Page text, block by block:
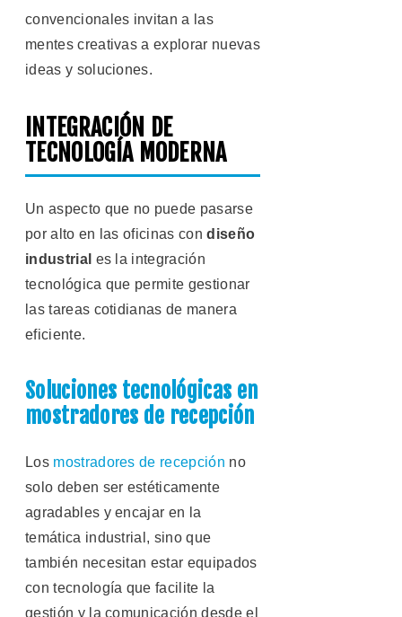
convencionales invitan a las
mentes creativas a explorar nuevas
ideas y soluciones.
INTEGRACIÓN DE
TECNOLOGÍA MODERNA
Un aspecto que no puede pasarse
por alto en las oficinas condiseño
industrial es la integración
tecnológica que permite gestionar
las tareas cotidianas de manera
eficiente.
Soluciones tecnológicas en
mostradores de recepción
Los mostradores de recepción no
solo deben ser estéticamente
agradables y encajar en la
temática industrial, sino que
también necesitan estar equipados
con tecnología que facilite la
gestión y la comunicación desde el